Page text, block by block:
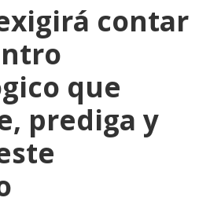
contar
que
prediga y